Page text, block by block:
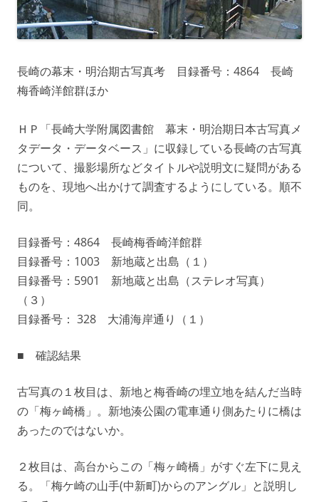
長崎の幕末・明治期古写真考 目録番号：4864 長崎
梅香崎洋館群ほか
ＨＰ「長崎大学附属図書館 幕末・明治期日本古写真メ
タデータ・データベース」に収録している長崎の古写真
について、撮影場所などタイトルや説明文に疑問がある
ものを、現地へ出かけて調査するようにしている。順不
同。
目録番号：4864 長崎梅香崎洋館群
目録番号：1003 新地蔵と出島（１）
目録番号：5901 新地蔵と出島（ステレオ写真）
（３）
目録番号： 328 大浦海岸通り（１）
■ 確認結果
古写真の１枚目は、新地と梅香崎の埋立地を結んだ当時
の「梅ヶ崎橋」。新地湊公園の電車通り側あたりに橋は
あったのではないか。
２枚目は、高台からこの「梅ヶ崎橋」がすぐ左下に見え
る。「梅ケ崎の山手(中新町)からのアングル」と説明し